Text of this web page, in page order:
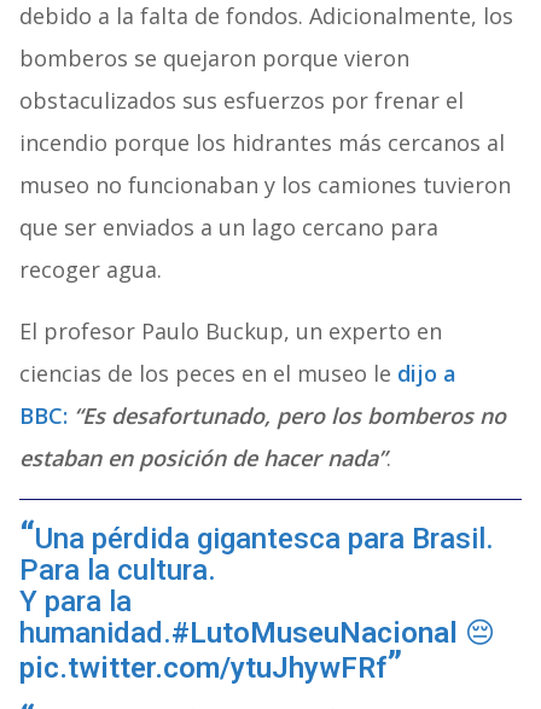
debido a la falta de fondos. Adicionalmente, los
bomberos se quejaron porque vieron
obstaculizados sus esfuerzos por frenar el
incendio porque los hidrantes más cercanos al
museo no funcionaban y los camiones tuvieron
que ser enviados a un lago cercano para
recoger agua.
El profesor Paulo Buckup, un experto en
ciencias de los peces en el museo le dijo a
BBC: “Es desafortunado, pero los bomberos no
estaban en posición de hacer nada”.
Una pérdida gigantesca para Brasil.
Para la cultura.
Y para la
humanidad.#LutoMuseuNacional 😔
pic.twitter.com/ytuJhywFRf